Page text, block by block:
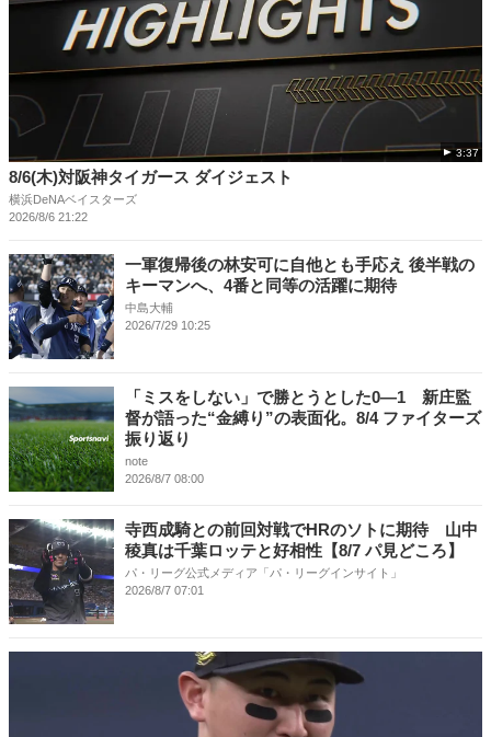
3:37
8/6(木)対阪神タイガース ダイジェスト
横浜DeNAベイスターズ
2026/8/6 21:22
一軍復帰後の林安可に自他とも手応え 後半戦の
キーマンへ、4番と同等の活躍に期待
中島大輔
2026/7/29 10:25
「ミスをしない」で勝とうとした0―1 新庄監
督が語った“金縛り”の表面化。8/4 ファイターズ
振り返り
note
2026/8/7 08:00
寺西成騎との前回対戦でHRのソトに期待 山中
稜真は千葉ロッテと好相性【8/7 パ見どころ】
パ・リーグ公式メディア「パ・リーグインサイト」
2026/8/7 07:01